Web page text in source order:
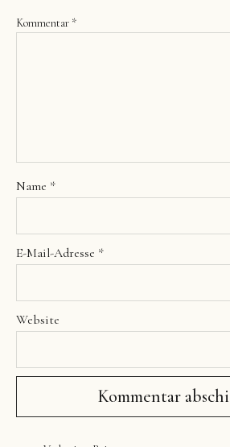
Kommentar *
Name *
E-Mail-Adresse *
Website